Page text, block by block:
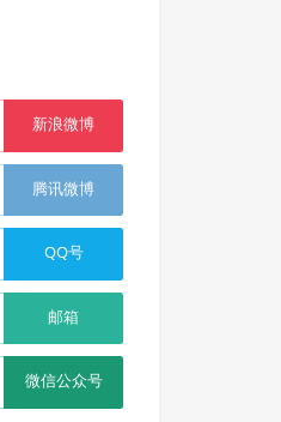
新浪微博
腾讯微博
QQ号
邮箱
微信公众号